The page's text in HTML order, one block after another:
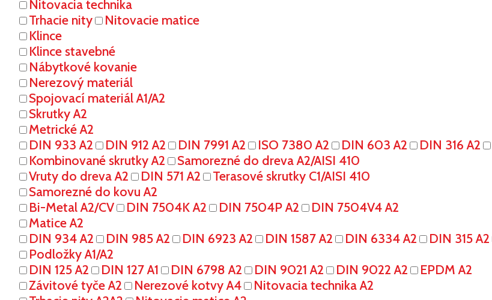
Nitovacia technika
Trhacie nity
Nitovacie matice
Klince
Klince stavebné
Nábytkové kovanie
Nerezový materiál
Spojovací materiál A1/A2
Skrutky A2
Metrické A2
DIN 933 A2
DIN 912 A2 DIN 7991 A2 ISO 7380 A2 DIN 603 A2 DIN 316 A2
Kombinované skrutky A2
Samorezné do dreva A2/AISI 410
Vruty do dreva A2
DIN 571 A2
Terasové skrutky C1/AISI 410
Samorezné do kovu A2
Bi-Metal A2/CV
DIN 7504K A2 DIN 7504P A2
DIN 7504V4 A2
Matice A2
DIN 934 A2
DIN 985 A2 DIN 6923 A2 DIN 1587 A2 DIN 6334 A2 DIN 315 A2
Podložky A1/A2
DIN 125 A2
DIN 127 A1 DIN 6798 A2 DIN 9021 A2 DIN 9022 A2
EPDM A2
Závitové tyče A2
Nerezové kotvy A4
Nitovacia technika A2